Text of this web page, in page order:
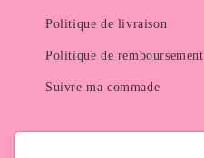
Politique de livraison
Politique de remboursement
Suivre ma commade